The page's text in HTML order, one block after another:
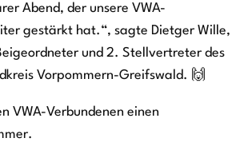
Abend, der unsere VWA-
gestärkt hat.“, sagte Dietger Wille,
und 2. Stellvertreter des
Vorpommern-Greifswald. 🙌
VWA-Verbundenen einen